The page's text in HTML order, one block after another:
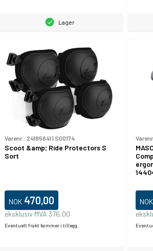
Lager
Varenr.: 24185641 | S00174
Scoot &amp; Ride Protectors S
Sort
NOK 470,00
eksklusiv MVA 376,00
Eventuelt frakt kommer i tillegg.
NOK